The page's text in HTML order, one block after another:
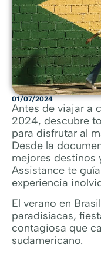
01/07/2024
Antes de viajar a
2024, descubre
para disfrutar al
Desde la
mejores destinos
Assistance te
experiencia
El verano en
paradisíacas,
contagiosa que
sudamericano.